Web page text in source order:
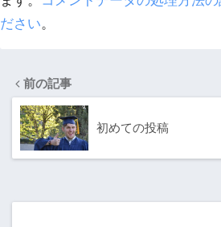
ださい。
前の記事
初めての投稿